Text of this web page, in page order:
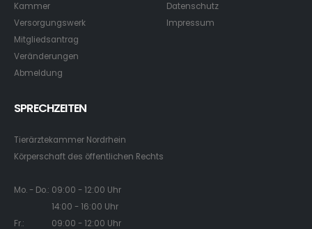
Kammer
Versorgungswerk
Mitgliedsantrag
Veränderungen
Abmeldung
Datenschutz
Impressum
SPRECHZEITEN
Tierärztekammer Nordrhein
Körperschaft des öffentlichen Rechts
Mo. - Do.: 09:00 - 12:00 Uhr
14:00 - 16:00 Uhr
Fr.: 09:00 - 12:00 Uhr